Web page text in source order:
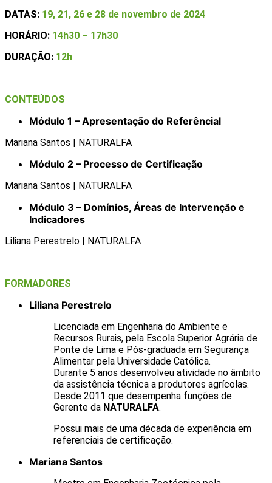
DATAS: 19, 21, 26 e 28 de novembro de 2024
HORÁRIO: 14h30 – 17h30
DURAÇÃO: 12h
CONTEÚDOS
Módulo 1 – Apresentação do Referêncial
Mariana Santos | NATURALFA
Módulo 2 – Processo de Certificação
Mariana Santos | NATURALFA
Módulo 3 – Domínios, Áreas de Intervenção e
Indicadores
Liliana Perestrelo | NATURALFA
FORMADORES
Liliana Perestrelo
Licenciada em Engenharia do Ambiente e
Recursos Rurais, pela Escola Superior Agrária de
Ponte de Lima e Pós-graduada em Segurança
Alimentar pela Universidade Católica.
Durante 5 anos desenvolveu atividade no âmbito
da assistência técnica a produtores agrícolas.
Desde 2011 que desempenha funções de
Gerente da NATURALFA.
Possui mais de uma década de experiência em
referenciais de certificação.
Mariana Santos